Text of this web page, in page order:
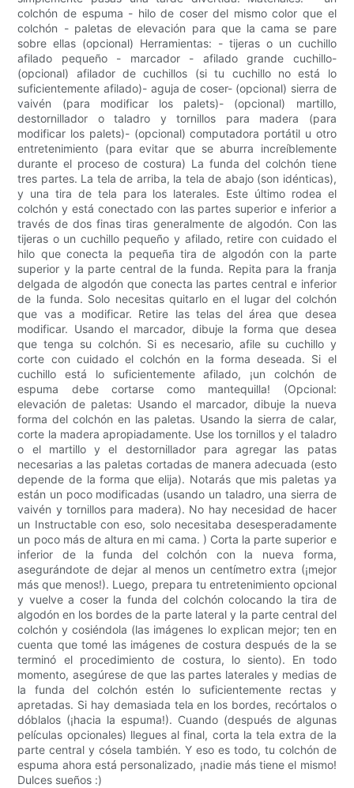
colchón de espuma - hilo de coser del mismo color que el
colchón - paletas de elevación para que la cama se pare
sobre ellas (opcional) Herramientas: - tijeras o un cuchillo
afilado pequeño - marcador - afilado grande cuchillo-
(opcional) afilador de cuchillos (si tu cuchillo no está lo
suficientemente afilado)- aguja de coser- (opcional) sierra de
vaivén (para modificar los palets)- (opcional) martillo,
destornillador o taladro y tornillos para madera (para
modificar los palets)- (opcional) computadora portátil u otro
entretenimiento (para evitar que se aburra increíblemente
durante el proceso de costura) La funda del colchón tiene
tres partes. La tela de arriba, la tela de abajo (son idénticas),
y una tira de tela para los laterales. Este último rodea el
colchón y está conectado con las partes superior e inferior a
través de dos finas tiras generalmente de algodón. Con las
tijeras o un cuchillo pequeño y afilado, retire con cuidado el
hilo que conecta la pequeña tira de algodón con la parte
superior y la parte central de la funda. Repita para la franja
delgada de algodón que conecta las partes central e inferior
de la funda. Solo necesitas quitarlo en el lugar del colchón
que vas a modificar. Retire las telas del área que desea
modificar. Usando el marcador, dibuje la forma que desea
que tenga su colchón. Si es necesario, afile su cuchillo y
corte con cuidado el colchón en la forma deseada. Si el
cuchillo está lo suficientemente afilado, ¡un colchón de
espuma debe cortarse como mantequilla! (Opcional:
elevación de paletas: Usando el marcador, dibuje la nueva
forma del colchón en las paletas. Usando la sierra de calar,
corte la madera apropiadamente. Use los tornillos y el taladro
o el martillo y el destornillador para agregar las patas
necesarias a las paletas cortadas de manera adecuada (esto
depende de la forma que elija). Notarás que mis paletas ya
están un poco modificadas (usando un taladro, una sierra de
vaivén y tornillos para madera). No hay necesidad de hacer
un Instructable con eso, solo necesitaba desesperadamente
un poco más de altura en mi cama. ) Corta la parte superior e
inferior de la funda del colchón con la nueva forma,
asegurándote de dejar al menos un centímetro extra (¡mejor
más que menos!). Luego, prepara tu entretenimiento opcional
y vuelve a coser la funda del colchón colocando la tira de
algodón en los bordes de la parte lateral y la parte central del
colchón y cosiéndola (las imágenes lo explican mejor; ten en
cuenta que tomé las imágenes de costura después de la se
terminó el procedimiento de costura, lo siento). En todo
momento, asegúrese de que las partes laterales y medias de
la funda del colchón estén lo suficientemente rectas y
apretadas. Si hay demasiada tela en los bordes, recórtalos o
dóblalos (¡hacia la espuma!). Cuando (después de algunas
películas opcionales) llegues al final, corta la tela extra de la
parte central y cósela también. Y eso es todo, tu colchón de
espuma ahora está personalizado, ¡nadie más tiene el mismo!
Dulces sueños :)